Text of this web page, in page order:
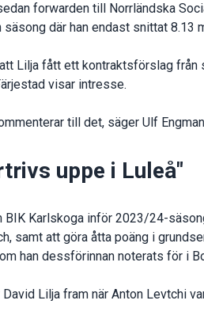
forwarden till Norrländska
säsong där han endast snittat
Lilja fått ett kontraktsförslag
visar intresse.
till det, säger Ulf
uppe i Luleå"
BIK Karlskoga inför 2023/24-
samt att göra åtta poäng i
han dessförinnan noterats för i
David Lilja fram när Anton Levtchi